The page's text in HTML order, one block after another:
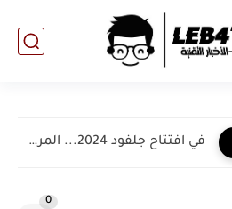
في افتتاح جلفود 2024... المراعي تعرض تجربتها لتعزيز دورها المتنامي...
0